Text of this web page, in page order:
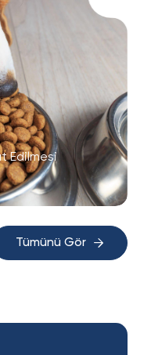
Edilmesi
Tümünü Gör